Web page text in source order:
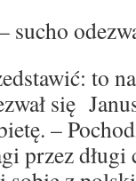
to
się
–
przez długi